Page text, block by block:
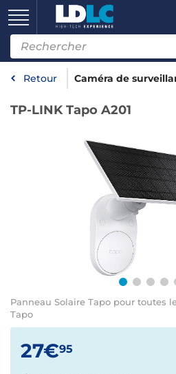
Retour Caméra de
TP-LINK Tapo A201
Panneau Solaire Tapo pour toutes
Tapo
27€95